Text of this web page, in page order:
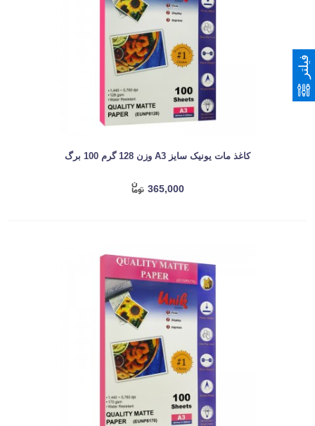
کاغذ مات یونیک سایز A3 وزن 128 گرم 100 برگ
365,000
فیلتر